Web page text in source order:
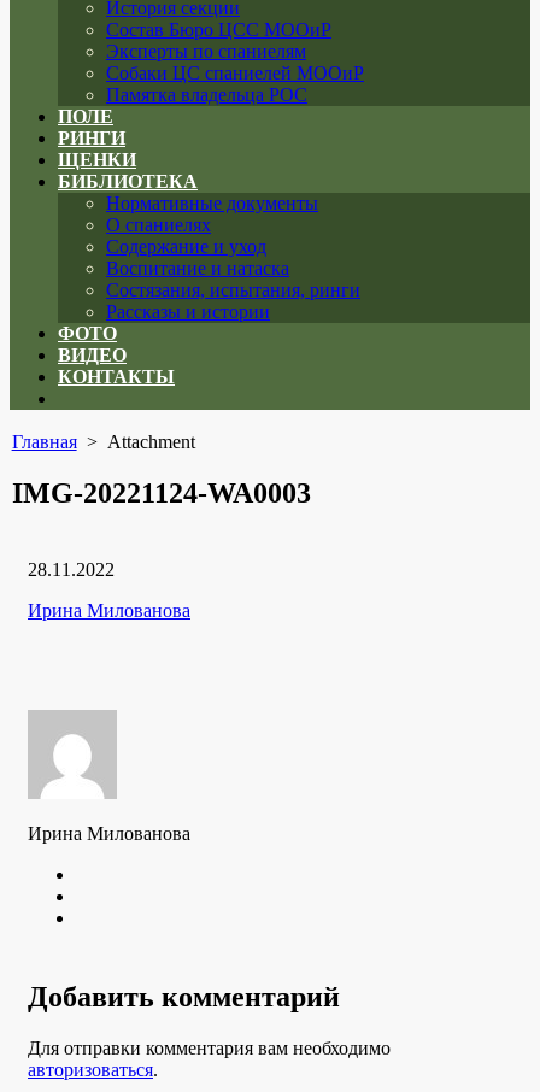
История секции
Состав Бюро ЦСС МООиР
Эксперты по спаниелям
Собаки ЦС спаниелей МООиР
Памятка владельца РОС
ПОЛЕ
РИНГИ
ЩЕНКИ
БИБЛИОТЕКА
Нормативные документы
О спаниелях
Содержание и уход
Воспитание и натаска
Состязания, испытания, ринги
Рассказы и истории
ФОТО
ВИДЕО
КОНТАКТЫ
menu
Главная> Attachment
IMG-20221124-WA0003
Дата
28.11.2022
Рубрики
Автор
Ирина Милованова
Ирина Милованова
Добавить комментарий
Для отправки комментария вам необходимо
авторизоваться.